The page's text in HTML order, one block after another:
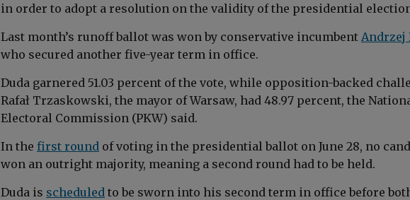
in order to adopt a resolution on the validity of the presidential
Last month’s runoff ballot was won by conservative incumbent Andrzej
who secured another five-year term in office.
Duda garnered 51.03 percent of the vote, while opposition-backed
Rafał Trzaskowski, the mayor of Warsaw, had 48.97 percent, the
Electoral Commission (PKW) said.
In the first round of voting in the presidential ballot on June 28, no
won an outright majority, meaning a second round had to be held.
Duda is scheduled to be sworn into his second term in office before